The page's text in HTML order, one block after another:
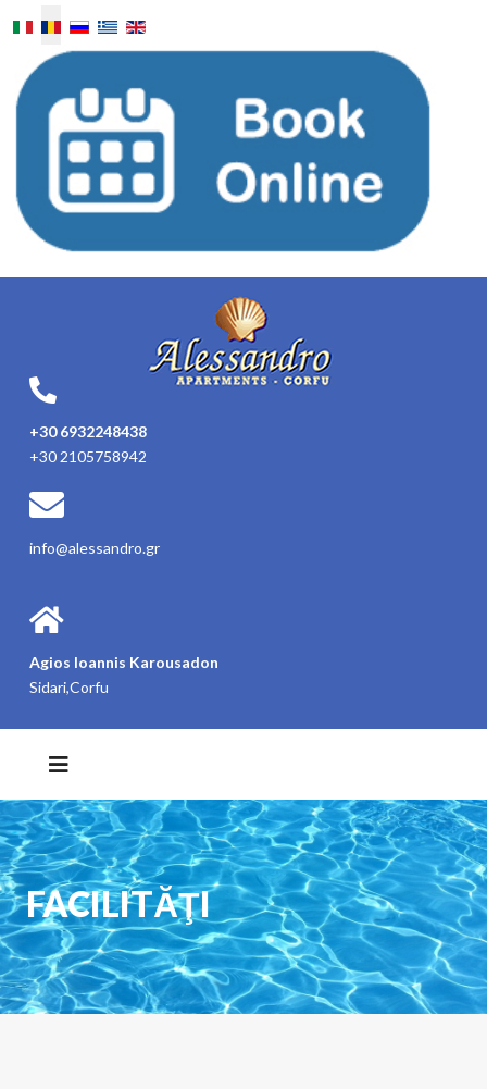
Selectați limba dvs
+30 6932248438
+30 2105758942
info@alessandro.gr
Agios Ioannis Karousadon
Sidari,Corfu
FACILITĂŢI